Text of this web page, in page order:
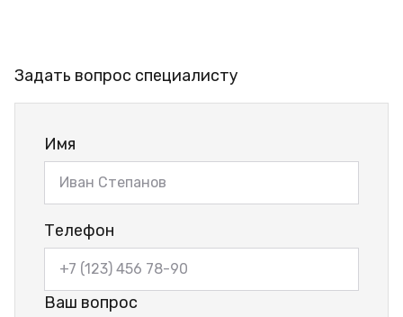
Задать вопрос специалисту
Имя
Телефон
Ваш вопрос